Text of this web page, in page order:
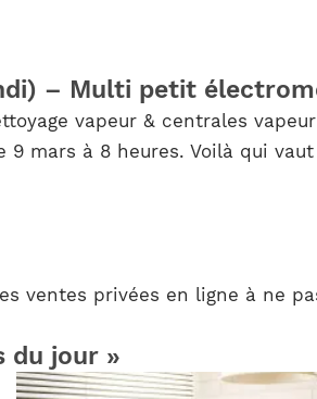
– Multi petit
vapeur & centrales
mars à 8 heures. Voilà qui
ventes privées en ligne à ne
du jour »